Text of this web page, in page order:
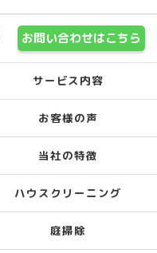
お問い合わせはこちら
サービス内容
お客様の声
当社の特徴
ハウスクリーニング
庭掃除